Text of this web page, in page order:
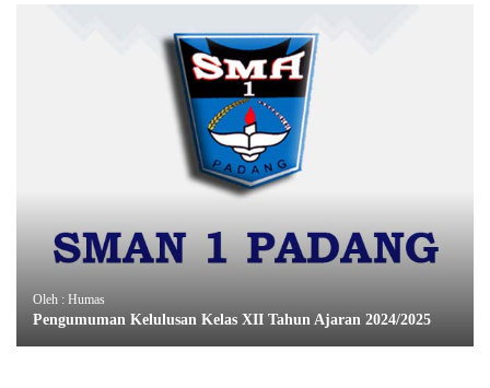
Oleh : Humas
Pengumuman Kelulusan Kelas XII Tahun Ajaran 2024/2025